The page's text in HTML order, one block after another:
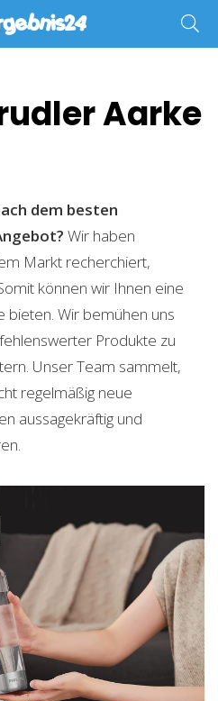
Aarke
dem besten
Wir haben
Markt recherchiert,
können wir Ihnen eine
bieten. Wir bemühen uns
Produkte zu
Unser Team sammelt,
regelmäßig neue
aussagekräftig und